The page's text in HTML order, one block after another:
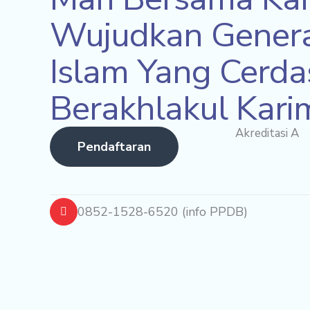
Wujudkan
Islam Yang
Berakhlakul
Pendaftaran
Akreditasi A
0852-1528-6520 (info PPDB)